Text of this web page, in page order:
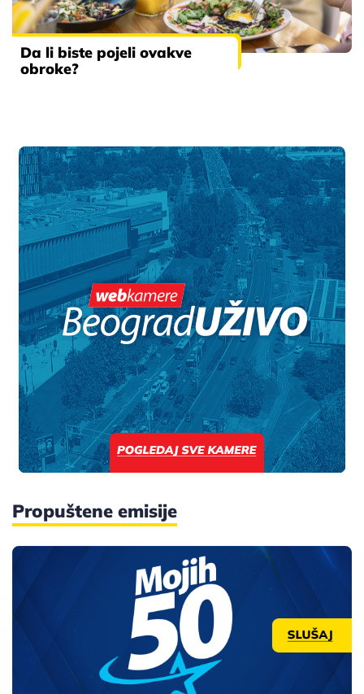
Da li biste pojeli ovakve
obroke?
Propuštene emisije